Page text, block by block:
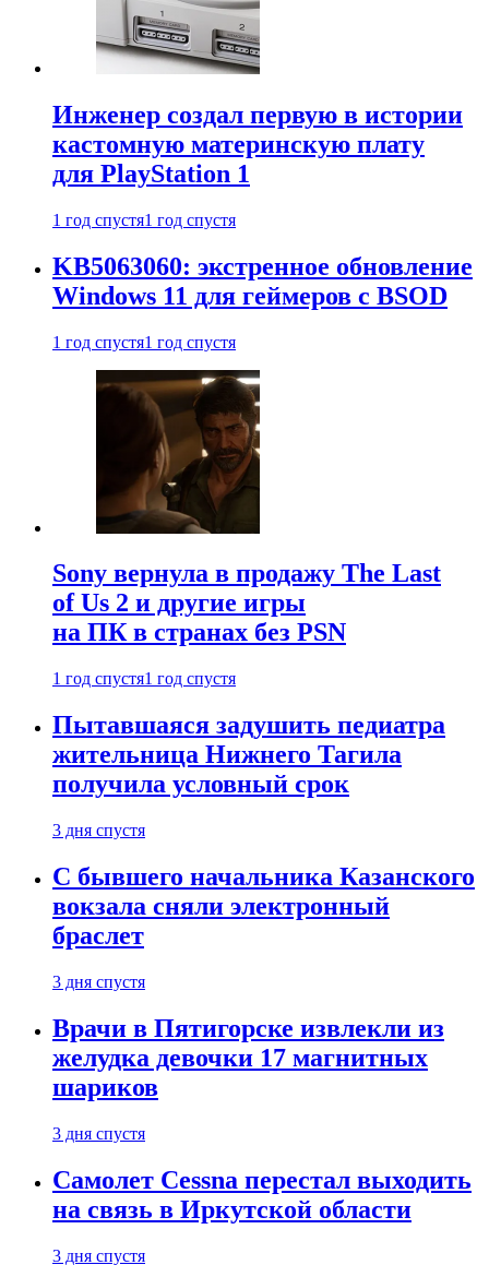
Инженер создал первую в истории
кастомную материнскую плату
для PlayStation 1
1 год спустя1 год спустя
KB5063060: экстренное обновление
Windows 11 для геймеров с BSOD
1 год спустя1 год спустя
Sony вернула в продажу The Last
of Us 2 и другие игры
на ПК в странах без PSN
1 год спустя1 год спустя
Пытавшаяся задушить педиатра
жительница Нижнего Тагила
получила условный срок
3 дня спустя
С бывшего начальника Казанского
вокзала сняли электронный
браслет
3 дня спустя
Врачи в Пятигорске извлекли из
желудка девочки 17 магнитных
шариков
3 дня спустя
Самолет Cessna перестал выходить
на связь в Иркутской области
3 дня спустя